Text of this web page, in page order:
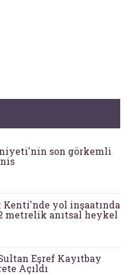
son görkemli
Kenti'nde yol inşaatında
metrelik anıtsal heykel
Eşref Kayıtbay
Açıldı